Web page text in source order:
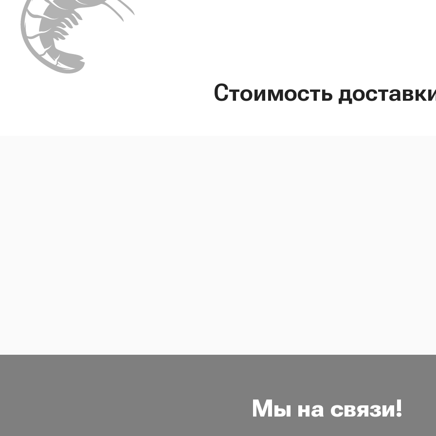
Стоимость
Мы на связи!